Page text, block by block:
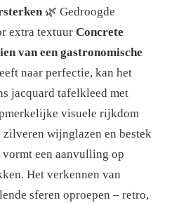
🌿 Gedroogde
extra textuur Concrete
van een gastronomische
naar perfectie, kan het
jacquard tafelkleed met
visuele rijkdom
wijnglazen en bestek
een aanvulling op
Het verkennen van
sferen oproepen – retro,